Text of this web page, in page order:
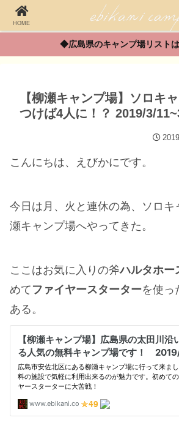
◆広島県のキャンプ場リスト
【柳瀬キャンプ場】ソロキ
つけば4人に！？ 2019/3/
こんにちは、えびかにです。
今日は月、火と連休の為、ソロキ
瀬キャンプ場へやってきた。
ここはお気に入りの斧ハルタホー
めて ファイヤースターターを使っ
ある。
HOME